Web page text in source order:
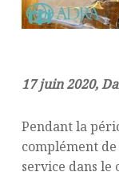
17 juin 2020,
Pendant la
complément
service dans le